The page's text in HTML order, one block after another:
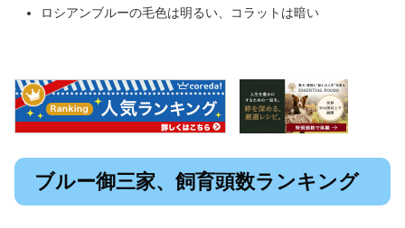
ロシアンブルーの毛色は明るい、コラットは暗い
ブルー御三家、飼育頭数ランキング